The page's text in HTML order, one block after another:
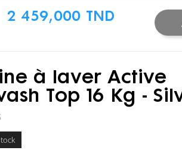
2 459,000 TND
à laver Active
Top 16 Kg -